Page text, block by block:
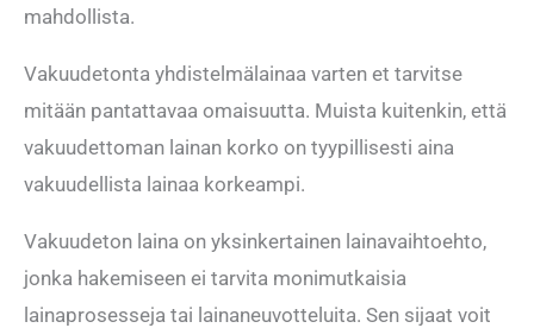
mahdollista.
Vakuudetonta yhdistelmälainaa varten et tarvitse
mitään pantattavaa omaisuutta. Muista kuitenkin, että
vakuudettoman lainan korko on tyypillisesti aina
vakuudellista lainaa korkeampi.
Vakuudeton laina on yksinkertainen lainavaihtoehto,
jonka hakemiseen ei tarvita monimutkaisia
lainaprosesseja tai lainaneuvotteluita. Sen sijaat voit